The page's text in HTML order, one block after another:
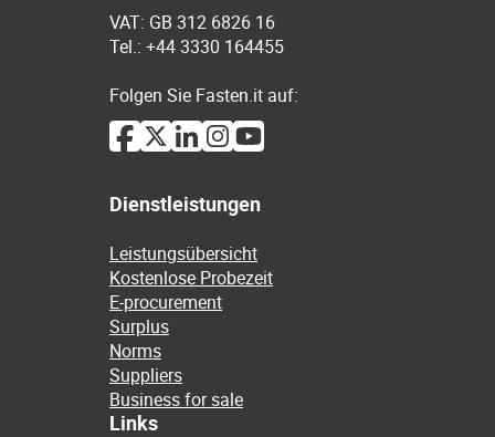
VAT: GB 312 6826 16
Tel.: +44 3330 164455
Folgen Sie Fasten.it auf:
Dienstleistungen
Leistungsübersicht
Kostenlose Probezeit
E-procurement
Surplus
Norms
Suppliers
Business for sale
Links